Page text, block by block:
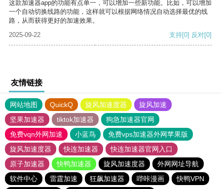
这款加速器app的功能有点单一，可以增加一些新功能。比如，可以增加
一个自动切换线路的功能，这样就可以根据网络情况自动选择最优的线
路，从而获得更好的加速效果。
2025-09-22
支持[0] 反对[0]
友情链接
网站地图 QuickQ 旋风加速度器
旋风加速
坚果加速器
tiktok加速器
狗急加速器官网
免费vqn外网加速
小蓝鸟
免费vps加速器外网苹果版
旋风加速度器
快连加速器
快连加速器官网入口
原子加速器
快鸭加速器 旋风加速度器
外网网址导航
软件中心
雷霆加速 狂飙加速器 哔咔漫画
快鸭VPN